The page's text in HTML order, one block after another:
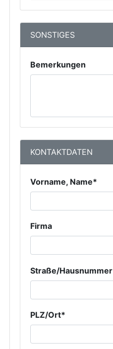
SONSTIGES
Bemerkungen
KONTAKTDATEN
Vorname, Name*
Firma
Straße/Hausnummer
PLZ/Ort*